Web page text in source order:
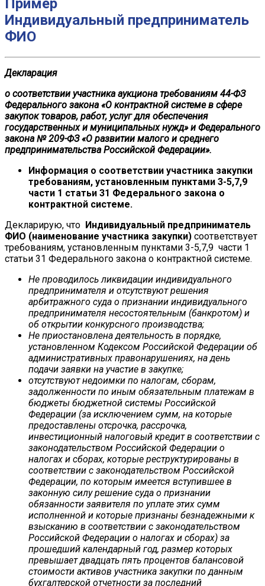
Пример
Индивидуальный предприниматель
ФИО
Декларация
о соответствии участника аукциона требованиям 44-ФЗ
Федерального закона «О контрактной системе в сфере
закупок товаров, работ, услуг для обеспечения
государственных и муниципальных нужд» и Федерального
закона № 209-ФЗ «О развитии малого и среднего
предпринимательства Российской Федерации».
Информация о соответствии участника закупки
требованиям, установленным пунктами 3-5,7,9
части 1 статьи 31 Федерального закона о
контрактной системе.
Декларирую, что Индивидуальный предприниматель
ФИО (наименование участника закупки) соответствует
требованиям, установленным пунктами 3-5,7,9 части 1
статьи 31 Федерального закона о контрактной системе.
Не проводилось ликвидации индивидуального
предпринимателя и отсутствуют решения
арбитражного суда о признании индивидуального
предпринимателя несостоятельным (банкротом) и
об открытии конкурсного производства;
Не приостановлена деятельность в порядке,
установленном Кодексом Российской Федерации об
административных правонарушениях, на день
подачи заявки на участие в закупке;
отсутствуют недоимки по налогам, сборам,
задолженности по иным обязательным платежам в
бюджеты бюджетной системы Российской
Федерации (за исключением сумм, на которые
предоставлены отсрочка, рассрочка,
инвестиционный налоговый кредит в соответствии с
законодательством Российской Федерации о
налогах и сборах, которые реструктурированы в
соответствии с законодательством Российской
Федерации, по которым имеется вступившее в
законную силу решение суда о признании
обязанности заявителя по уплате этих сумм
исполненной и которые признаны безнадежными к
взысканию в соответствии с законодательством
Российской Федерации о налогах и сборах) за
прошедший календарный год, размер которых
превышает двадцать пять процентов балансовой
стоимости активов участника закупки по данным
бухгалтерской отчетности за последний